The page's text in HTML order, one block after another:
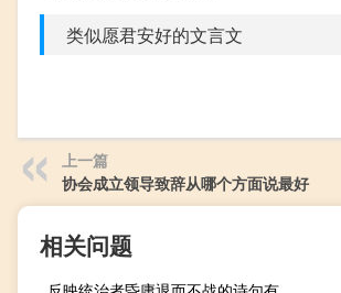
类似愿君安好的文言文
上一篇
协会成立领导致辞从哪个方面说最好
相关问题